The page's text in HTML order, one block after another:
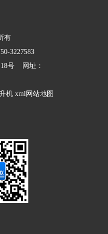
有
3227583
号 网址：
机 xml网站地图